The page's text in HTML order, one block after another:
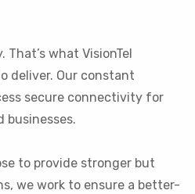
what VisionTel
deliver. Our constant
secure connectivity for
businesses.
to provide stronger but
we work to ensure a better-